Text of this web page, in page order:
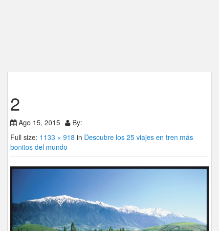
2
Ago 15, 2015
By:
Full size: 1133 × 918 in Descubre los 25 viajes en tren más
bonitos del mundo